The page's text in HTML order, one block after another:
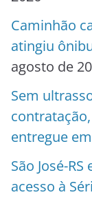
Caminhão
atingiu
agosto de
Sem
entregue
São José-
acesso à